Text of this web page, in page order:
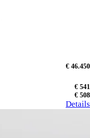
€ 46.450
€ 541
€ 508
Details